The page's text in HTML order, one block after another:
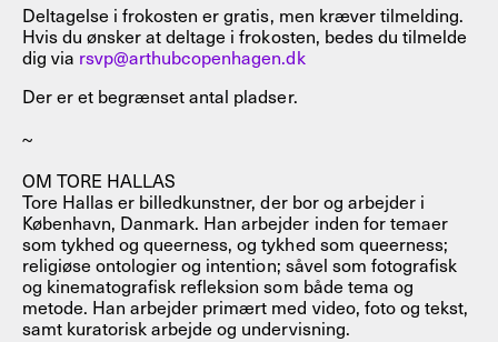
Deltagelse i frokosten er gratis, men kræver tilmelding.
Hvis du ønsker at deltage i frokosten, bedes du tilmelde
dig via rsvp@arthubcopenhagen.dk
Der er et begrænset antal pladser.
~
OM TORE HALLAS
Tore Hallas er billedkunstner, der bor og arbejder i
København, Danmark. Han arbejder inden for temaer
som tykhed og queerness, og tykhed som queerness;
religiøse ontologier og intention; såvel som fotografisk
og kinematografisk refleksion som både tema og
metode. Han arbejder primært med video, foto og tekst,
samt kuratorisk arbejde og undervisning.